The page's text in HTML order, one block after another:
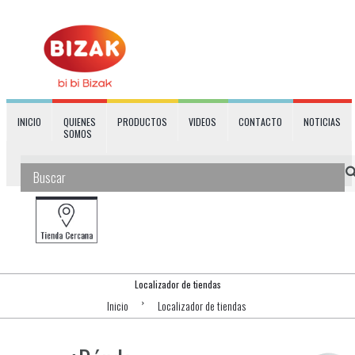
INICIO
QUIENES
SOMOS
PRODUCTOS VIDEOS CONTACTO NOTICIAS
Localizador de tiendas
Inicio Localizador de tiendas